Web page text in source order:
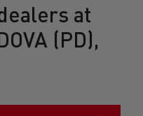
at
(PD),